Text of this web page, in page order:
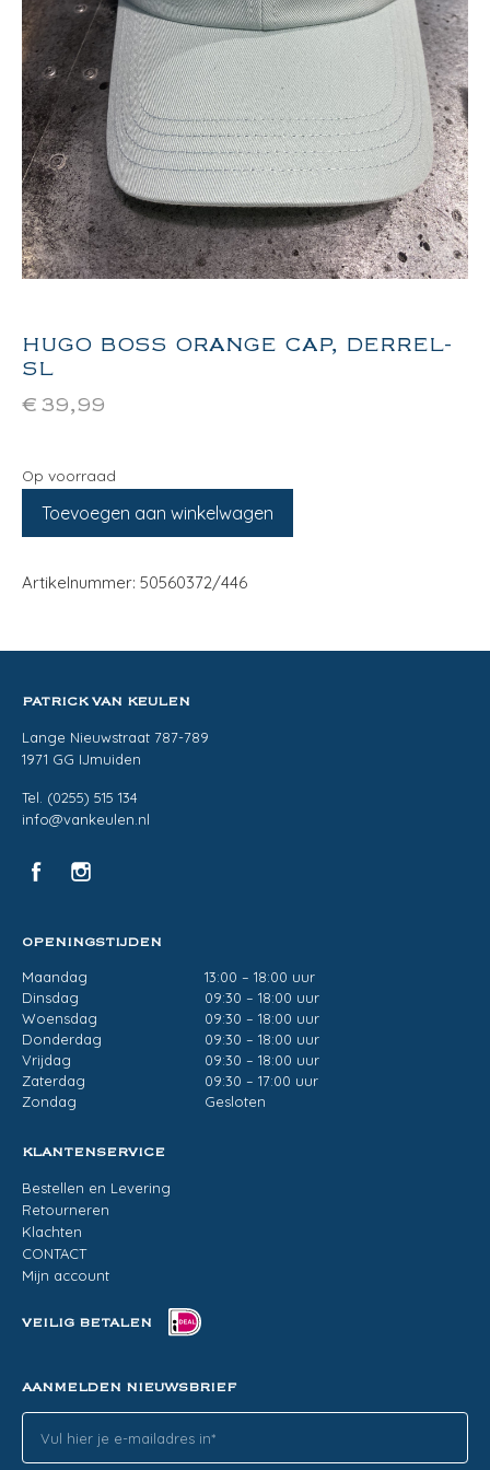
HUGO BOSS ORANGE CAP, DERREL-
SL
€ 39,99
Op voorraad
Toevoegen aan winkelwagen
Artikelnummer: 50560372/446
PATRICK VAN KEULEN
Lange Nieuwstraat 787-789
1971 GG IJmuiden
Tel. (0255) 515 134
info@vankeulen.nl
OPENINGSTIJDEN
Maandag
13:00 – 18:00 uur
Dinsdag
09:30 – 18:00 uur
Woensdag
09:30 – 18:00 uur
Donderdag
09:30 – 18:00 uur
Vrijdag
09:30 – 18:00 uur
Zaterdag
09:30 – 17:00 uur
Zondag
Gesloten
KLANTENSERVICE
Bestellen en Levering
Retourneren
Klachten
CONTACT
Mijn account
VEILIG BETALEN
AANMELDEN NIEUWSBRIEF